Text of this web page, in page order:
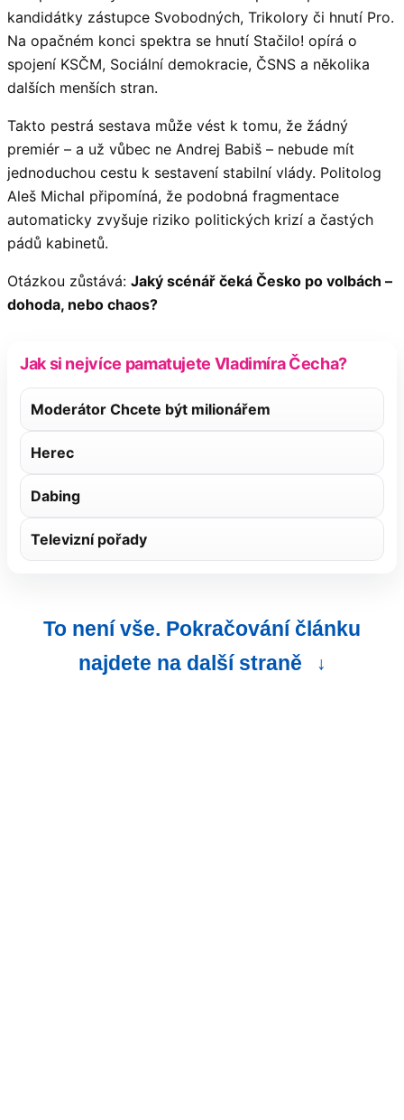
kandidátky zástupce Svobodných, Trikolory či hnutí Pro.
Na opačném konci spektra se hnutí Stačilo! opírá o
spojení KSČM, Sociální demokracie, ČSNS a několika
dalších menších stran.
Takto pestrá sestava může vést k tomu, že žádný
premiér – a už vůbec ne Andrej Babiš – nebude mít
jednoduchou cestu k sestavení stabilní vlády. Politolog
Aleš Michal připomíná, že podobná fragmentace
automaticky zvyšuje riziko politických krizí a častých
pádů kabinetů.
Otázkou zůstává: Jaký scénář čeká Česko po volbách –
dohoda, nebo chaos?
Jak si nejvíce pamatujete Vladimíra Čecha?
Moderátor Chcete být milionářem
Herec
Dabing
Televizní pořady
To není vše. Pokračování článku
najdete na další straně
↓